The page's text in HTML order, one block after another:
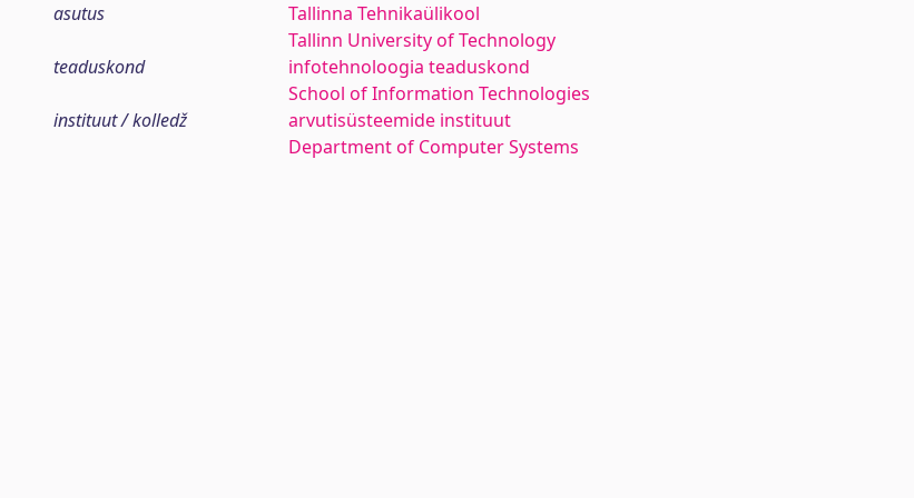
asutus
Tallinna Tehnikaülikool
Tallinn University of Technology
teaduskond
infotehnoloogia teaduskond
School of Information Technologies
instituut / kolledž
arvutisüsteemide instituut
Department of Computer Systems